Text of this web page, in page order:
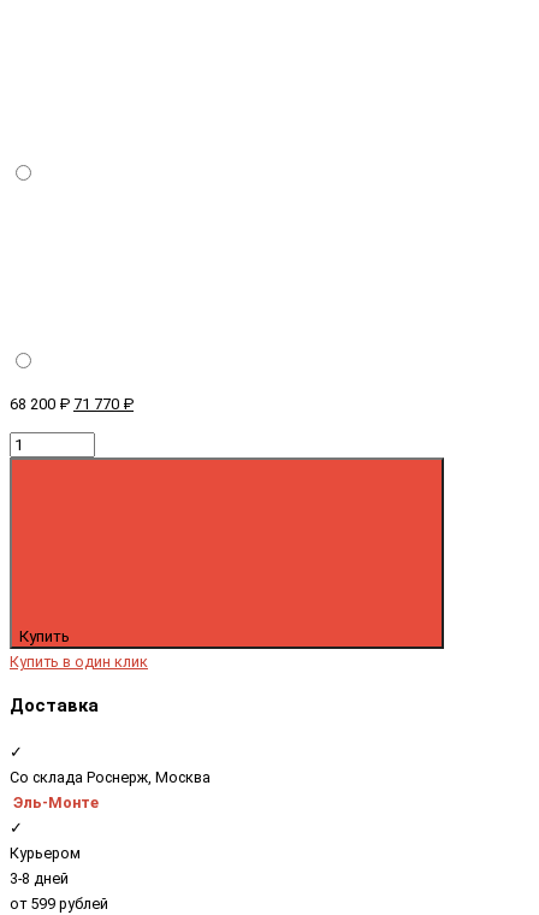
68 200 ₽ 71 770 ₽
Купить
Купить в один клик
Доставка
✓
Со склада Роснерж, Москва
Эль-Монте
✓
Курьером
3-8 дней
от 599 рублей